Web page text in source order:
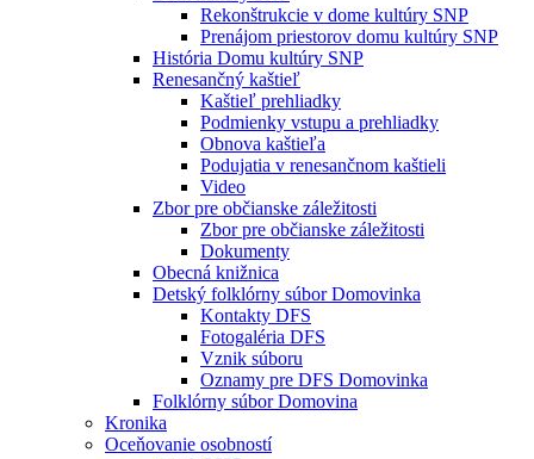
Rekonštrukcie v dome kultúry SNP
Prenájom priestorov domu kultúry SNP
História Domu kultúry SNP
Renesančný kaštieľ
Kaštieľ prehliadky
Podmienky vstupu a prehliadky
Obnova kaštieľa
Podujatia v renesančnom kaštieli
Video
Zbor pre občianske záležitosti
Zbor pre občianske záležitosti
Dokumenty
Obecná knižnica
Detský folklórny súbor Domovinka
Kontakty DFS
Fotogaléria DFS
Vznik súboru
Oznamy pre DFS Domovinka
Folklórny súbor Domovina
Kronika
Oceňovanie osobností